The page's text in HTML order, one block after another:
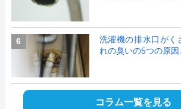
6
洗濯機の排水口がく
れの臭いの5つの原
コラム一覧を見る